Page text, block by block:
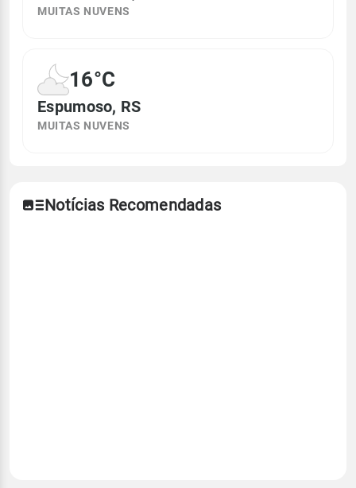
MUITAS NUVENS
16°C
Espumoso, RS
MUITAS NUVENS
Notícias Recomendadas